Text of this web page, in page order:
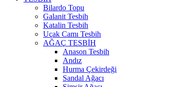
Bilardo Topu
Galanit Tesbih
Katalin Tesbih
Uçak Camı Tesbih
AĞAÇ TESBİH
Anason Tesbih
Andız
Hurma Çekirdeği
Sandal Ağacı